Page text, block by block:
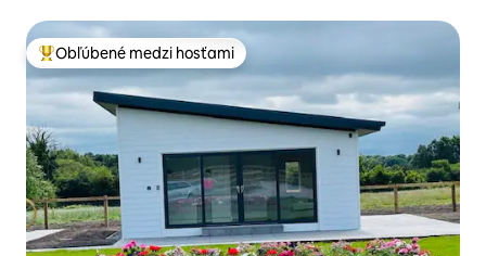
Najobľúbenejšie medzi hosťami
Obľúbené medzi hosťami